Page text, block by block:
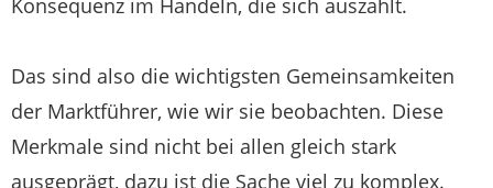
Konsequenz im Handeln, die sich auszahlt.
Das sind also die wichtigsten Gemeinsamkeiten
der Marktführer, wie wir sie beobachten. Diese
Merkmale sind nicht bei allen gleich stark
ausgeprägt, dazu ist die Sache viel zu komplex.